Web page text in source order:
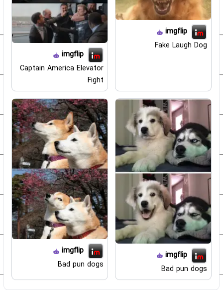
imgflip
Fake Laugh Dog
imgflip
Captain America Elevator
Fight
imgflip
Bad pun dogs
imgflip
Bad pun dogs